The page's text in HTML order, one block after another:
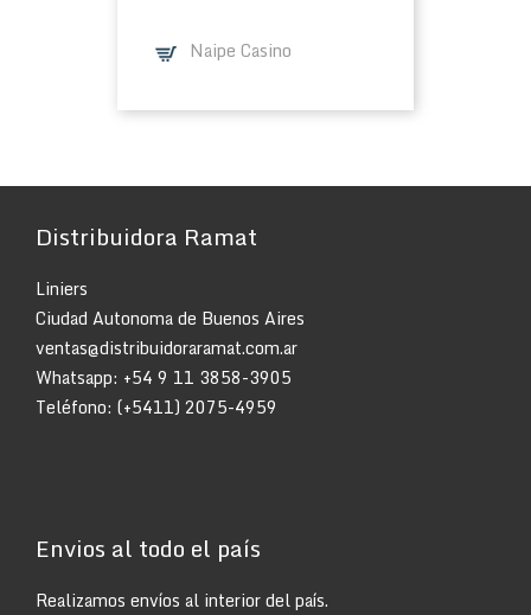
Naipe Casino
Distribuidora Ramat
Liniers
Ciudad Autonoma de Buenos Aires
ventas@distribuidoraramat.com.ar
Whatsapp: +54 9 11 3858-3905
Teléfono: (+5411) 2075-4959
Envios al todo el país
Realizamos envíos al interior del país.